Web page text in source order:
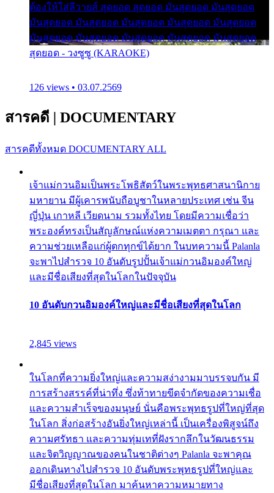
ต้องให้ใส่ลีวายส์ สุดยอด สุดยอด มันสุดยอด มันสุดยอด
มันสุดยอด มันสุดยอด มันสุดยอด มันสุดยอด มันสุดยอด
มันสุดยอด มันสุดยอด มันสุดยอด มันสุดยอด มันสุดยอด
สุดยอด - วงซูซู (KARAOKE)
126 views • 03.07.2569
สารคดี | DOCUMENTARY
สารคดีทั้งหมด DOCUMENTARY ALL
เจ้าแม่กวนอิมเป็นพระโพธิสัตว์ในพระพุทธศาสนานิกาย
มหายาน มีผู้เคารพนับถือบูชาในหลายประเทศ เช่น จีน
ญี่ปุ่น เกาหลี เวียดนาม รวมทั้งไทย โดยมีความเชื่อว่า
พระองค์ทรงเป็นสัญลักษณ์แห่งความเมตตา กรุณา และ
ความช่วยเหลือแก่ผู้ตกทุกข์ได้ยาก ในบทความนี้ Palanla
จะพาไปสำรวจ 10 อันดับรูปปั้นเจ้าแม่กวนอิมองค์ใหญ่
และมีชื่อเสียงที่สุดในโลกในปัจจุบัน
10 อันดับกวนอิมองค์ใหญ่และมีชื่อเสียงที่สุดในโลก
2,845 views
ในโลกที่ความยิ่งใหญ่และความสง่างามมาบรรจบกัน มี
การสร้างสรรค์ที่น่าทึ่ง ซึ่งท้าทายขีดจำกัดของความเชื่อ
และความสำเร็จของมนุษย์ นั่นคือพระพุทธรูปที่ใหญ่ที่สุด
ในโลก สิ่งก่อสร้างอันยิ่งใหญ่เหล่านี้ เป็นเครื่องพิสูจน์ถึง
ความศรัทธา และความทุ่มเทที่ฝังรากลึกในวัฒนธรรม
และจิตวิญญาณของคนในชาติต่างๆ Palanla จะพาคุณ
ออกเดินทางไปสำรวจ 10 อันดับพระพุทธรูปที่ใหญ่และ
มีชื่อเสียงที่สุดในโลก มาค้นหาความหมายทาง